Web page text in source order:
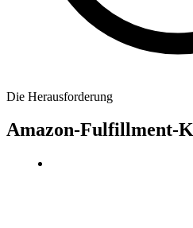
Die Herausforderung
Amazon-Fulfillment-